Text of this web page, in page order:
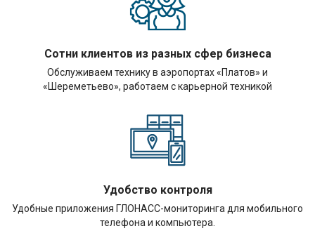
Сотни клиентов из разных сфер бизнеса
Обслуживаем технику в аэропортах «Платов» и
«Шереметьево», работаем с карьерной техникой
Удобство контроля
Удобные приложения ГЛОНАСС-мониторинга для мобильного
телефона и компьютера.